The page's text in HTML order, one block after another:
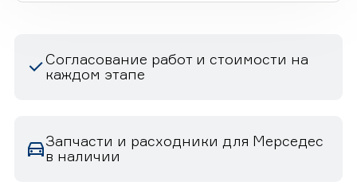
Согласование работ и стоимости на
каждом этапе
Запчасти и расходники для Мерседес
в наличии